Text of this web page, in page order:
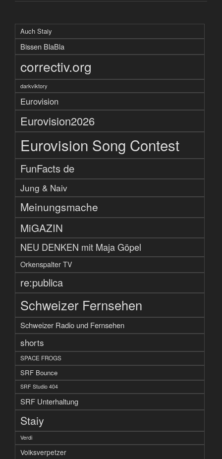
Auch Staiy
Bissen BlaBla
correctiv.org
darkviktory
Eurovision
Eurovision2026
Eurovision Song Contest
FunFacts de
Jung & Naiv
Meinungsmache
MiGAZIN
NEU DENKEN mit Maja Göpel
Orkenspalter TV
re:publica
Schweizer Fernsehen
Schweizer Radio und Fernsehen
shorts
SPACE FROGS
SRF Bounce
SRF Studio 404
SRF Unterhaltung
Staiy
Verdi
Volksverpetzer